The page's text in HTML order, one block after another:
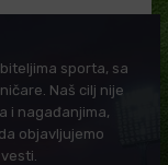
sporta, sa
Naš cilj nije
i nagađanjima,
objavljujemo